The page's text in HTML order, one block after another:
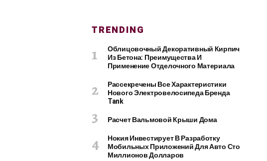
TRENDING
Облицовочный Декоративный Кирпич
Из Бетона: Преимущества И
Применение Отделочного Материала
Рассекречены Все Характеристики
Нового Электровелосипеда Бренда
Tank
Расчет Вальмовой Крыши Дома
Нокия Инвестирует В Разработку
Мобильных Приложений Для Авто Сто
Миллионов Долларов